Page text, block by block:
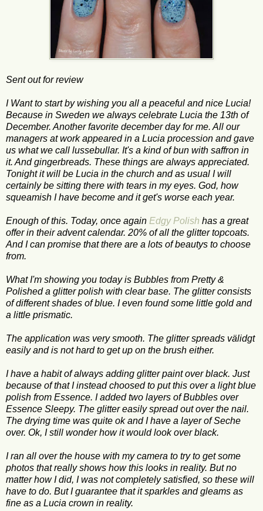
Sent out for review
I Want to start by wishing you all a peaceful and nice Lucia!
Because in Sweden we always celebrate Lucia the 13th of
December. Another favorite december day for me. All our
managers at work appeared in a Lucia procession and gave
us what we call lussebullar. It's a kind of bun with saffron in
it. And gingerbreads. These things are always appreciated.
Tonight it will be Lucia in the church and as usual I will
certainly be sitting there with tears in my eyes. God, how
squeamish I have become and it get's worse each year.
Enough of this. Today, once again Edgy Polish has a great
offer in their advent calendar. 20% of all the glitter topcoats.
And I can promise that there are a lots of beautys to choose
from.
What I'm showing you today is Bubbles from Pretty &
Polished a glitter polish with clear base. The glitter consists
of different shades of blue. I even found some little gold and
a little prismatic.
The application was very smooth. The glitter spreads välidgt
easily and is not hard to get up on the brush either.
I have a habit of always adding glitter paint over black. Just
because of that I instead choosed to put this over a light blue
polish from Essence. I added two layers of Bubbles over
Essence Sleepy. The glitter easily spread out over the nail.
The drying time was quite ok and I have a layer of Seche
over. Ok, I still wonder how it would look over black.
I ran all over the house with my camera to try to get some
photos that really shows how this looks in reality. But no
matter how I did, I was not completely satisfied, so these will
have to do. But I guarantee that it sparkles and gleams as
fine as a Lucia crown in reality.